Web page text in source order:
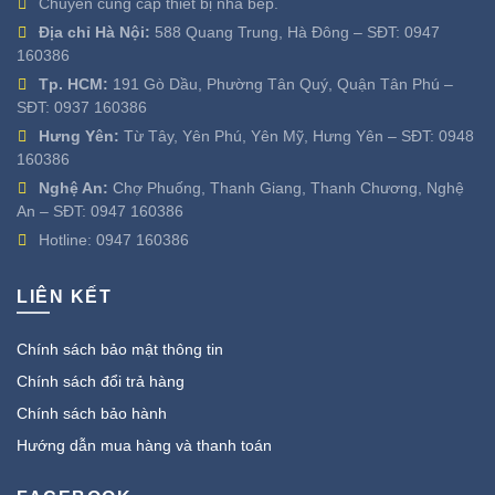
Địa chỉ Hà Nội: 588 Quang Trung, Hà Đông – SĐT: 0947
160386
Tp. HCM: 191 Gò Dầu, Phường Tân Quý, Quận Tân Phú –
SĐT: 0937 160386
Hưng Yên: Từ Tây, Yên Phú, Yên Mỹ, Hưng Yên – SĐT: 0948
160386
Nghệ An: Chợ Phuống, Thanh Giang, Thanh Chương, Nghệ
An – SĐT: 0947 160386
Hotline: 0947 160386
LIÊN KẾT
Chính sách bảo mật thông tin
Chính sách đổi trả hàng
Chính sách bảo hành
Hướng dẫn mua hàng và thanh toán